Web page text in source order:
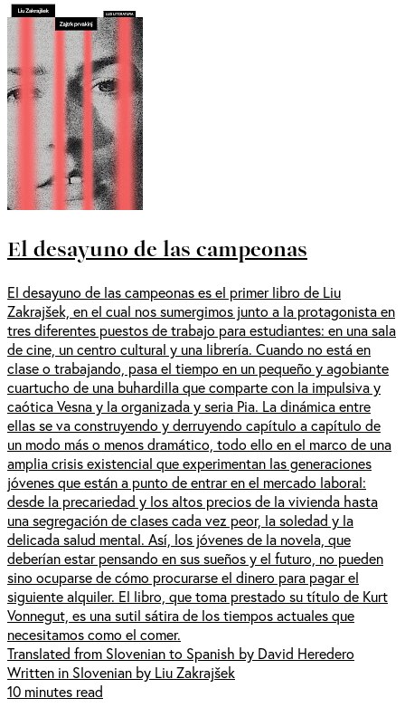
El desayuno de las campeonas
El desayuno de las campeonas es el primer libro de Liu
Zakrajšek, en el cual nos sumergimos junto a la protagonista en
tres diferentes puestos de trabajo para estudiantes: en una sala
de cine, un centro cultural y una librería. Cuando no está en
clase o trabajando, pasa el tiempo en un pequeño y agobiante
cuartucho de una buhardilla que comparte con la impulsiva y
caótica Vesna y la organizada y seria Pia. La dinámica entre
ellas se va construyendo y derruyendo capítulo a capítulo de
un modo más o menos dramático, todo ello en el marco de una
amplia crisis existencial que experimentan las generaciones
jóvenes que están a punto de entrar en el mercado laboral:
desde la precariedad y los altos precios de la vivienda hasta
una segregación de clases cada vez peor, la soledad y la
delicada salud mental. Así, los jóvenes de la novela, que
deberían estar pensando en sus sueños y el futuro, no pueden
sino ocuparse de cómo procurarse el dinero para pagar el
siguiente alquiler. El libro, que toma prestado su título de Kurt
Vonnegut, es una sutil sátira de los tiempos actuales que
necesitamos como el comer.
Translated from Slovenian to Spanish by David Heredero
Written in Slovenian by Liu Zakrajšek
10 minutes read